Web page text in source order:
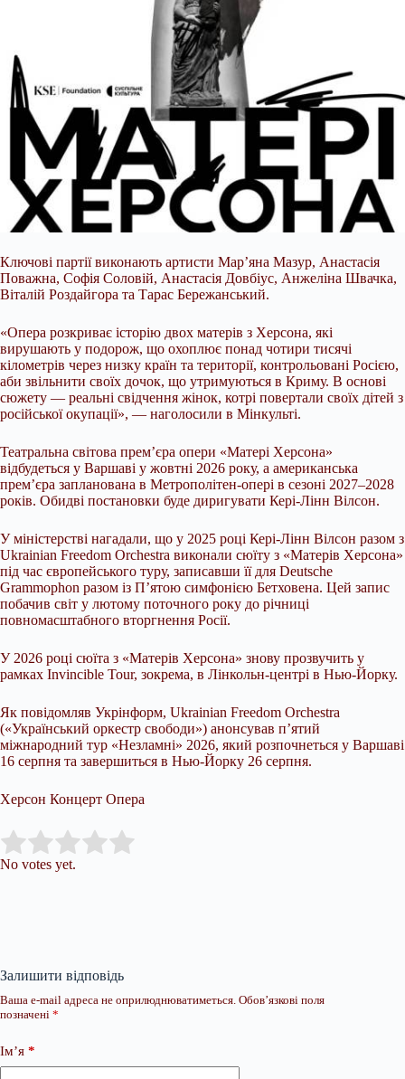
Ключові партії виконають артисти Мар’яна Мазур, Анастасія
Поважна, Софія Соловій, Анастасія Довбіус, Анжеліна Швачка,
Віталій Роздайгора та Тарас Бережанський.
«Опера розкриває історію двох матерів з Херсона, які
вирушають у подорож, що охоплює понад чотири тисячі
кілометрів через низку країн та території, контрольовані Росією,
аби звільнити своїх дочок, що утримуються в Криму. В основі
сюжету — реальні свідчення жінок, котрі повертали своїх дітей з
російської окупації», — наголосили в Мінкульті.
Театральна світова прем’єра опери «Матері Херсона»
відбудеться у Варшаві у жовтні 2026 року, а американська
прем’єра запланована в Метрополітен-опері в сезоні 2027–2028
років. Обидві постановки буде диригувати Кері-Лінн Вілсон.
У міністерстві нагадали, що у 2025 році Кері-Лінн Вілсон разом з
Ukrainian Freedom Orchestra виконали сюїту з «Матерів Херсона»
під час європейського туру, записавши її для Deutsche
Grammophon разом із П’ятою симфонією Бетховена. Цей запис
побачив світ у лютому поточного року до річниці
повномасштабного вторгнення Росії.
У 2026 році сюїта з «Матерів Херсона» знову прозвучить у
рамках Invincible Tour, зокрема, в Лінкольн-центрі в Нью-Йорку.
Як повідомляв Укрінформ, Ukrainian Freedom Orchestra
(«Український оркестр свободи») анонсував п’ятий
міжнародний тур «Незламні» 2026, який розпочнеться у Варшаві
16 серпня та завершиться в Нью-Йорку 26 серпня.
Херсон Концерт Опера
Rate this item:
No votes yet.
Залишити відповідь
Ваша e-mail адреса не оприлюднюватиметься. Обов’язкові поля
позначені *
Ім’я *